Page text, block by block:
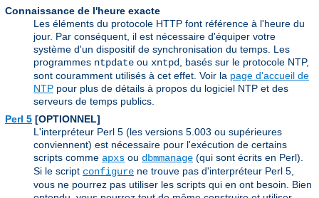
Connaissance de l'heure exacte
Les éléments du protocole HTTP font référence à l'heure du
jour. Par conséquent, il est nécessaire d'équiper votre
système d'un dispositif de synchronisation du temps. Les
programmes ntpdate ou xntpd, basés sur le protocole NTP,
sont couramment utilisés à cet effet. Voir la page d'accueil de
NTP pour plus de détails à propos du logiciel NTP et des
serveurs de temps publics.
Perl 5 [OPTIONNEL]
L'interpréteur Perl 5 (les versions 5.003 ou supérieures
conviennent) est nécessaire pour l'exécution de certains
scripts comme apxs ou dbmmanage (qui sont écrits en Perl).
Si le script configure ne trouve pas d'interpréteur Perl 5,
vous ne pourrez pas utiliser les scripts qui en ont besoin. Bien